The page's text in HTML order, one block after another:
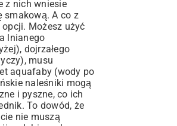
z nich wniesie
smakową. A co z
Możesz użyć
lnianego
dojrzałego
musu
aquafaby (wody po
naleśniki mogą
i pyszne, co ich
To dowód, że
nie muszą